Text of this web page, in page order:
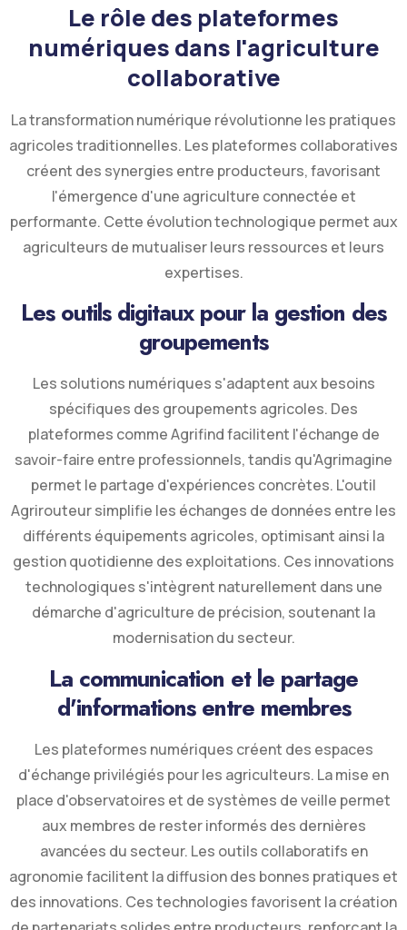
Le rôle des plateformes
numériques dans l'agriculture
collaborative
La transformation numérique révolutionne les pratiques
agricoles traditionnelles. Les plateformes collaboratives
créent des synergies entre producteurs, favorisant
l'émergence d'une agriculture connectée et
performante. Cette évolution technologique permet aux
agriculteurs de mutualiser leurs ressources et leurs
expertises.
Les outils digitaux pour la gestion des
groupements
Les solutions numériques s'adaptent aux besoins
spécifiques des groupements agricoles. Des
plateformes comme Agrifind facilitent l'échange de
savoir-faire entre professionnels, tandis qu'Agrimagine
permet le partage d'expériences concrètes. L'outil
Agrirouteur simplifie les échanges de données entre les
différents équipements agricoles, optimisant ainsi la
gestion quotidienne des exploitations. Ces innovations
technologiques s'intègrent naturellement dans une
démarche d'agriculture de précision, soutenant la
modernisation du secteur.
La communication et le partage
d'informations entre membres
Les plateformes numériques créent des espaces
d'échange privilégiés pour les agriculteurs. La mise en
place d'observatoires et de systèmes de veille permet
aux membres de rester informés des dernières
avancées du secteur. Les outils collaboratifs en
agronomie facilitent la diffusion des bonnes pratiques et
des innovations. Ces technologies favorisent la création